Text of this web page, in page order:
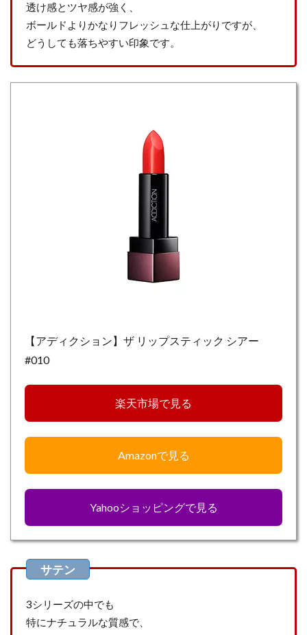
透け感とツヤ感が強く、
ボールドよりかなりフレッシュな仕上がりですが、
どうしても落ちやすい印象です。
【アディクション】ザ リップスティック シアー
#010
楽天市場で見る
Amazonで見る
Yahooショッピングで見る
3シリーズの中でも
特にナチュラルな質感で、